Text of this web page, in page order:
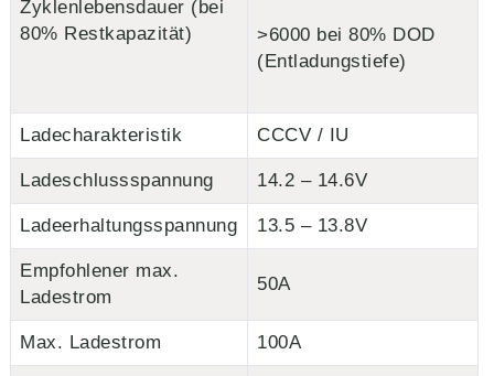
Zyklenlebensdauer (bei
80% Restkapazität)
>6000 bei 80% DOD
(Entladungstiefe)
Ladecharakteristik CCCV / IU
Ladeschlussspannung 14.2 – 14.6V
Ladeerhaltungsspannung 13.5 – 13.8V
Empfohlener max.
Ladestrom
50A
Max. Ladestrom 100A